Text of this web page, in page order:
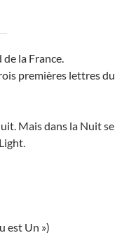
la France.
premières lettres du
Mais dans la Nuit se
est Un »)